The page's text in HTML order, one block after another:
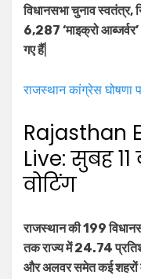
विधानसभा चुनाव स्वतंत्र,
6,287 ‘माइक्रो
गए हैं|
राजस्थान कांग्रेस घोषणा
Rajasthan
Live: सुबह
वोटिंग
राजस्‍थान की 199
तक राज्‍य में 24.74
और अलवर समेत कई शहरों